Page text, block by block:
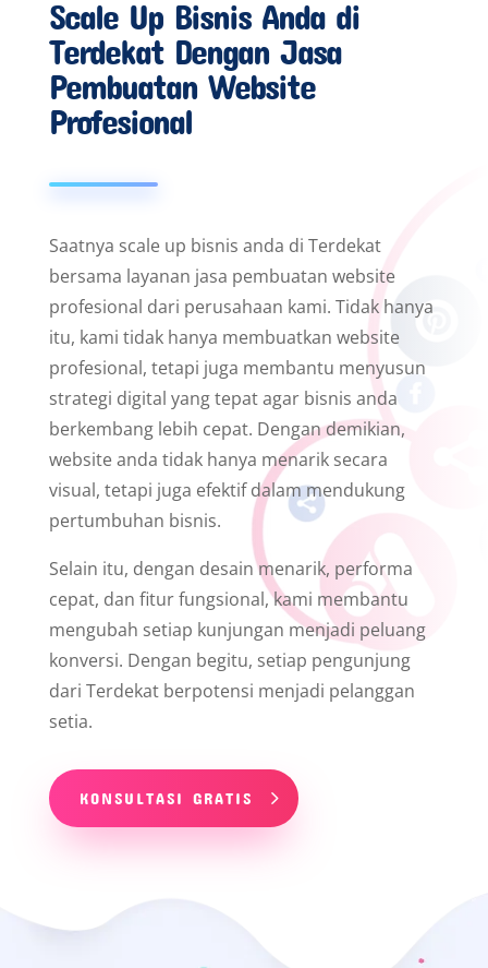
Scale Up Bisnis Anda di
Terdekat Dengan Jasa
Pembuatan Website
Profesional
Saatnya scale up bisnis anda di Terdekat
bersama layanan jasa pembuatan website
profesional dari perusahaan kami. Tidak hanya
itu, kami tidak hanya membuatkan website
profesional, tetapi juga membantu menyusun
strategi digital yang tepat agar bisnis anda
berkembang lebih cepat. Dengan demikian,
website anda tidak hanya menarik secara
visual, tetapi juga efektif dalam mendukung
pertumbuhan bisnis.
Selain itu, dengan desain menarik, performa
cepat, dan fitur fungsional, kami membantu
mengubah setiap kunjungan menjadi peluang
konversi. Dengan begitu, setiap pengunjung
dari Terdekat berpotensi menjadi pelanggan
setia.
KONSULTASI GRATIS